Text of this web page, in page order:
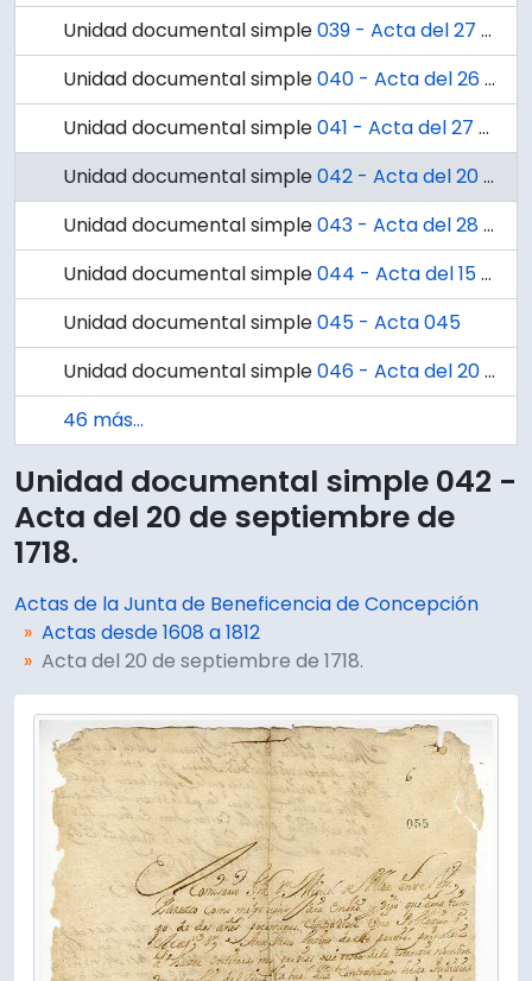
Unidad documental simple039 - Acta del 27 de agosto de 1844. Don José María de Navarrete solicita orden de apercebimiento en contra del Administrador de Hospitales de la Junta de la Beneficencia de Concepción
Unidad documental simple040 - Acta del 26 de noviembre de 1716. Notificación al Capitán Antonio Pasco.
Unidad documental simple041 - Acta del 27 de junio de 1618.
Unidad documental simple042 - Acta del 20 de septiembre de 1718.
Unidad documental simple043 - Acta del 28 de septiembre de 1718
Unidad documental simple044 - Acta del 15 de octubre de 1718.
Unidad documental simple045 - Acta 045
Unidad documental simple046 - Acta del 20 de septiembre de 1718
46 más...
Unidad documental simple 042 -
Acta del 20 de septiembre de
1718.
Actas de la Junta de Beneficencia de Concepción
Actas desde 1608 a 1812
Acta del 20 de septiembre de 1718.